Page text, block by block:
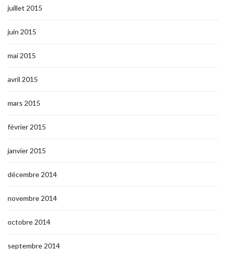
juillet 2015
juin 2015
mai 2015
avril 2015
mars 2015
février 2015
janvier 2015
décembre 2014
novembre 2014
octobre 2014
septembre 2014